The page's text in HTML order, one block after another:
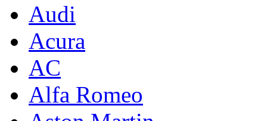
Audi
Acura
AC
Alfa Romeo